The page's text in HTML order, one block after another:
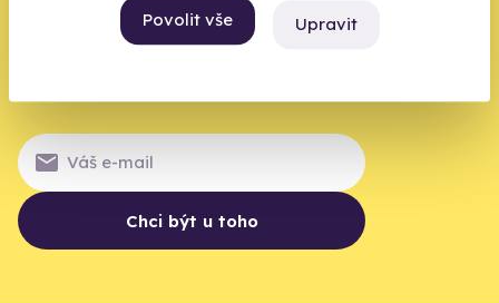
Povolit vše Upravit
zbytek zařídíme my
Chci být u toho